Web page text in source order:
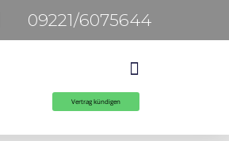
09221/6075644
Vertrag kündigen